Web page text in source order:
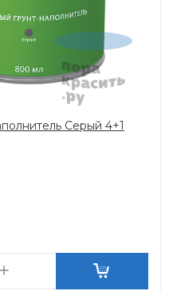
Серый 4+1